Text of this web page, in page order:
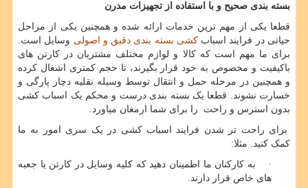
بسته بندی صحیح و با استفاده از تجهیزات مدرن
قطعا یکی از مهم ترین خدمات ارائه شده و همچنین یکی از مراحل
حیاتی در فرایند اسبابکشی بسته بندی دقیق و اصولی وسایل است.
برای ما مهم است که کالا و لوازم مختلف مشتریان در کارتن های
باکیفیت و مخصوص به خود قرار بگیرند، تا حجم کمتری اشغال کرده
و همچنین در مرحله حمل و انتقال توسط وسیله نقلیه دچار پارگی و
خسارت نشوند. قطعا یک بسته بندی درست و محکم یک اسباب کشی
بدون استرس و راحت را برای شما ارمغان میاورد.
برای راحت تر شدن فرایند اسباب کشی در یک سری امور به ما
کمک کنید. مثلا:
· به کارکنان ما اطمینان دهید که کلیه وسایل در کارتن یا جعبه
های خاص قرار دارند.